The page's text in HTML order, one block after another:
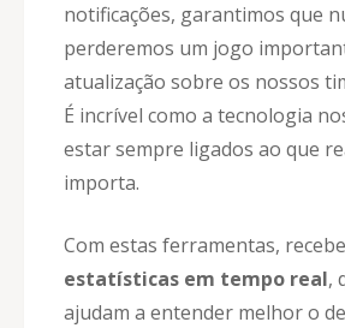
notificações, garantimos que
perderemos um jogo
atualização sobre os nossos
É incrível como a tecnologia
estar sempre ligados ao que
importa.
Com estas ferramentas,
estatísticas em tempo real,
ajudam a entender melhor o